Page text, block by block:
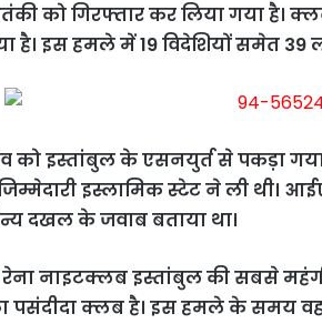
को गिरफ्तार कर लिया गया है।
है। इस हमले में 19 विदेशियों समेत 39
को इस्तांबुल के एसनयुर्त से पकड़ा
इस्लामिक स्टेट ने ली थी।
दखल के जवाब बताया था।
रेना नाइटक्लब इस्तांबुल की सबसे
पसंदीदा क्लब है। इस हमले के समय